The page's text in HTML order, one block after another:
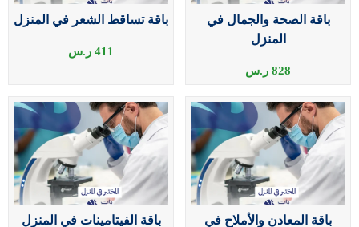
باقة الصحة والجمال في
المنزل
828 ر.س
باقة تساقط الشعر في المنزل
411 ر.س
باقة المعادن والأملاح في
باقة الفيتامينات في المنزل